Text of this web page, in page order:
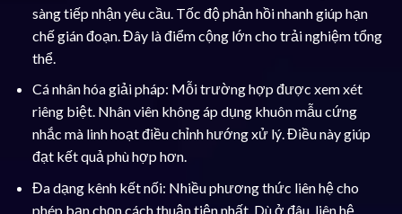
sàng tiếp nhận yêu cầu. Tốc độ phản hồi nhanh giúp hạn
chế gián đoạn. Đây là điểm cộng lớn cho trải nghiệm tổng
thể.
Cá nhân hóa giải pháp: Mỗi trường hợp được xem xét
riêng biệt. Nhân viên không áp dụng khuôn mẫu cứng
nhắc mà linh hoạt điều chỉnh hướng xử lý. Điều này giúp
đạt kết quả phù hợp hơn.
Đa dạng kênh kết nối: Nhiều phương thức liên hệ cho
phép bạn chọn cách thuận tiện nhất. Dù ở đâu, liên hệ